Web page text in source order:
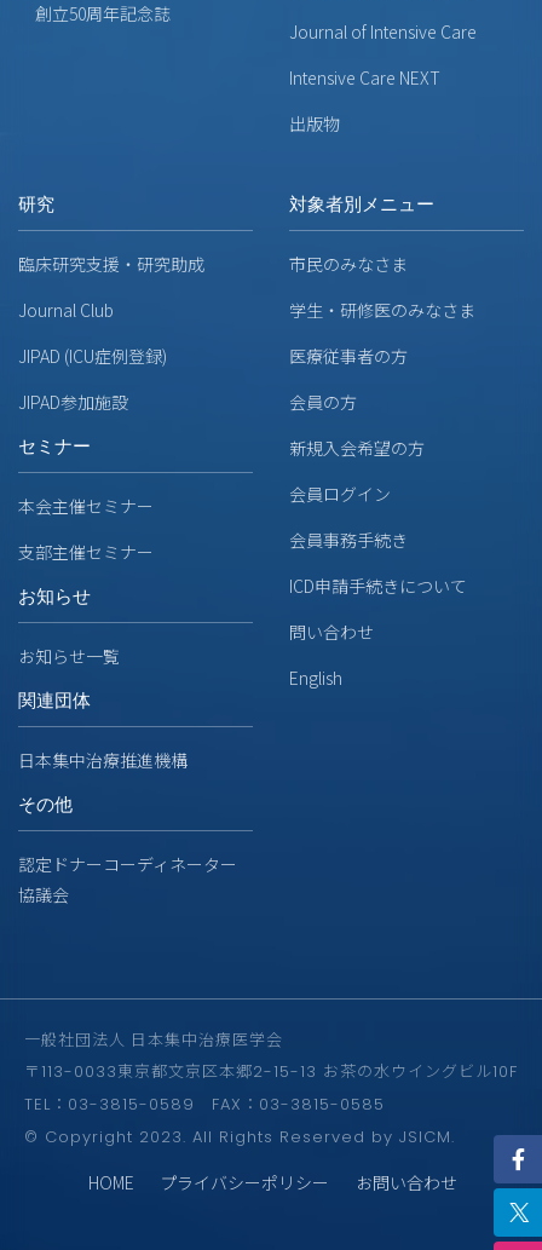
創立50周年記念誌
Journal of Intensive Care
Intensive Care NEXT
出版物
研究
臨床研究支援・研究助成
Journal Club
JIPAD (ICU症例登録)
JIPAD参加施設
セミナー
本会主催セミナー
支部主催セミナー
お知らせ
お知らせ一覧
関連団体
日本集中治療推進機構
その他
認定ドナーコーディネーター
協議会
対象者別メニュー
市民のみなさま
学生・研修医のみなさま
医療従事者の方
会員の方
新規入会希望の方
会員ログイン
会員事務手続き
ICD申請手続きについて
問い合わせ
English
一般社団法人 日本集中治療医学会
〒113-0033東京都文京区本郷2-15-13 お茶の水ウイングビル10F
TEL：03-3815-0589 FAX：03-3815-0585
© Copyright 2023. All Rights Reserved by JSICM.
HOME プライバシーポリシー お問い合わせ